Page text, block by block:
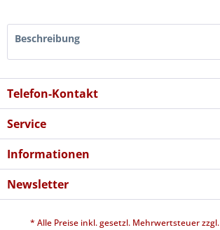
Beschreibung
Telefon-Kontakt
Service
Informationen
Newsletter
* Alle Preise inkl. gesetzl. Mehrwertsteuer zzgl.